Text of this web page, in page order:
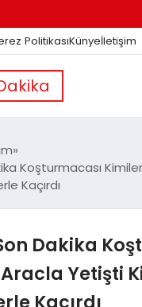
PolitikasıKünyeİletişim
Koşturmacası
Kaçırdı
Dakika
Yetişti
Kaçırdı